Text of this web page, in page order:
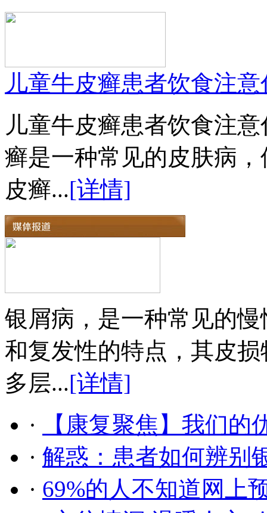
儿童牛皮癣患者饮食注意
儿童牛皮癣患者饮食注
癣是一种常见的皮肤病
皮癣...[详情]
银屑病，是一种常见的
和复发性的特点，其皮
多层...[详情]
·
【康复聚焦】我们的
· 解惑：患者如何辨别
· 69%的人不知道网上